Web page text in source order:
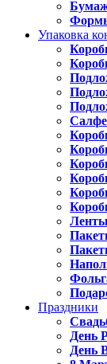
Упаковка
Праздники
День
День